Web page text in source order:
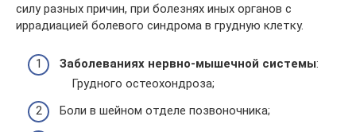
силу разных причин, при болезнях иных органов с
иррадиацией болевого синдрома в грудную клетку.
Заболеваниях нервно-мышечной системы:
Грудного остеохондроза;
Боли в шейном отделе позвоночника;